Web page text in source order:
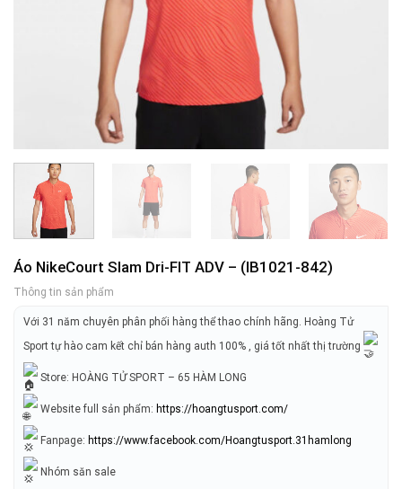
Áo NikeCourt Slam Dri-FIT ADV – (IB1021-842)
Thông tin sản phẩm
Với 31 năm chuyên phân phối hàng thể thao chính hãng. Hoàng Tử
Sport tự hào cam kết chỉ bán hàng auth 100% , giá tốt nhất thị trường
Store: HOÀNG TỬ SPORT – 65 HÀM LONG
Website full sản phẩm: https://hoangtusport.com/
Fanpage: https://www.facebook.com/Hoangtusport.31hamlong
Nhóm săn sale